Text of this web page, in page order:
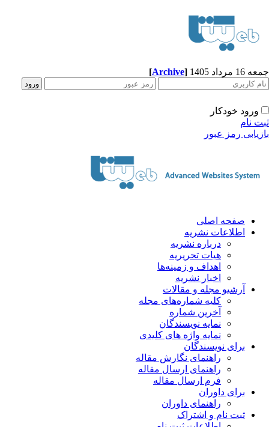
مرداد 1405 [Archive]
ورود خودکار
نام
رمز عبور
صفحه اصلی
اطلاعات نشریه
درباره نشریه
هیات تحریریه
اهداف و زمینه‌ها
اخبار نشریه
آرشیو مجله و مقالات
کلیه شماره‌های مجله
آخرین شماره
نمایه نویسندگان
نمایه واژه های کلیدی
برای نویسندگان
راهنمای نگارش مقاله
راهنمای ارسال مقاله
فرم ارسال مقاله
برای داوران
راهنمای داوران
ثبت نام و اشتراک